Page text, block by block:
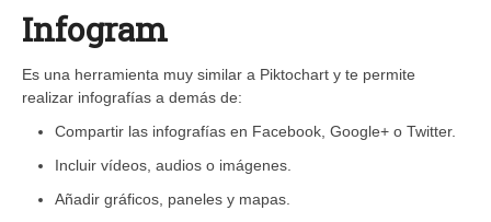
Infogram
Es una herramienta muy similar a Piktochart y te permite
realizar infografías a demás de:
Compartir las infografías en Facebook, Google+ o Twitter.
Incluir vídeos, audios o imágenes.
Añadir gráficos, paneles y mapas.